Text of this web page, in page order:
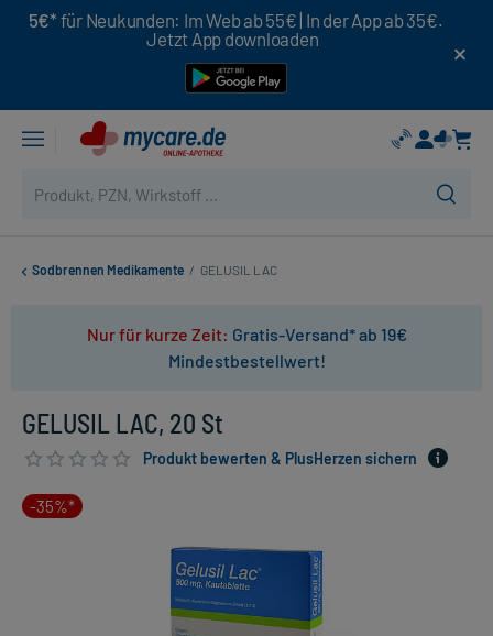
5€* für Neukunden: Im Web ab 55€ | In der App ab 35€.
Jetzt App downloaden
Sodbrennen Medikamente / GELUSIL LAC
Nur für kurze Zeit: Gratis-Versand* ab 19€
Mindestbestellwert!
GELUSIL LAC, 20 St
Produkt bewerten & PlusHerzen sichern
-35%*